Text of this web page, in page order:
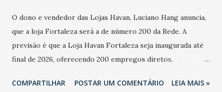
O dono e vendedor das Lojas Havan, Luciano Hang anuncia,
que a loja Fortaleza será a de número 200 da Rede. A
previsão é que a Loja Havan Fortaleza seja inaugurada até
final de 2026, oferecendo 200 empregos diretos,
Havan Fortaleza ainda não foi anunciada oficialmente, mas
COMPARTILHAR POSTAR UM COMENTÁRIO LEIA MAIS »